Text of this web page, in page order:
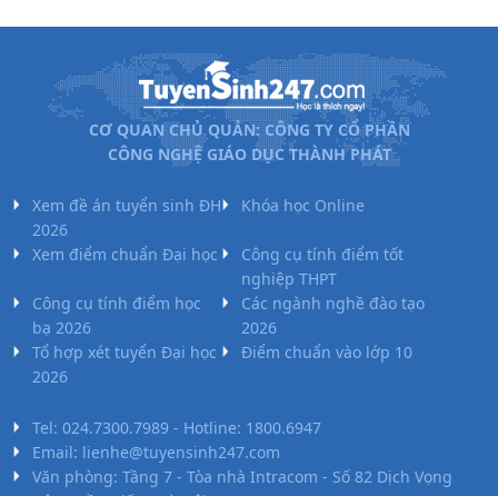
CƠ QUAN CHỦ QUẢN: CÔNG TY CỔ PHẦN
CÔNG NGHỆ GIÁO DỤC THÀNH PHÁT
Xem đề án tuyển sinh ĐH
2026
Khóa học Online
Xem điểm chuẩn Đại học
Công cụ tính điểm tốt
nghiệp THPT
Công cụ tính điểm học
bạ 2026
Các ngành nghề đào tạo
2026
Tổ hợp xét tuyển Đại học
2026
Điểm chuẩn vào lớp 10
Tel: 024.7300.7989 - Hotline: 1800.6947
Email: lienhe@tuyensinh247.com
Văn phòng: Tầng 7 - Tòa nhà Intracom - Số 82 Dịch Vọng